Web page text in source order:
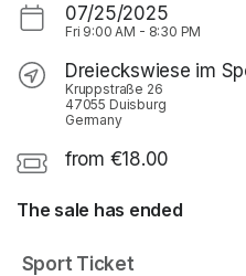
07/25/2025
Fri 9:00 AM - 8:30 PM
Dreieckswiese im
Kruppstraße 26
47055 Duisburg
Germany
from €18.00
The sale has ended
Sport Ticket